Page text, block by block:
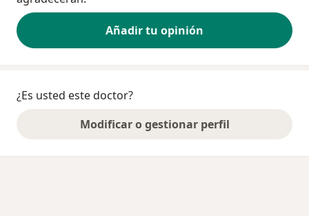
Añadir tu opinión
¿Es usted este doctor?
Modificar o gestionar perfil